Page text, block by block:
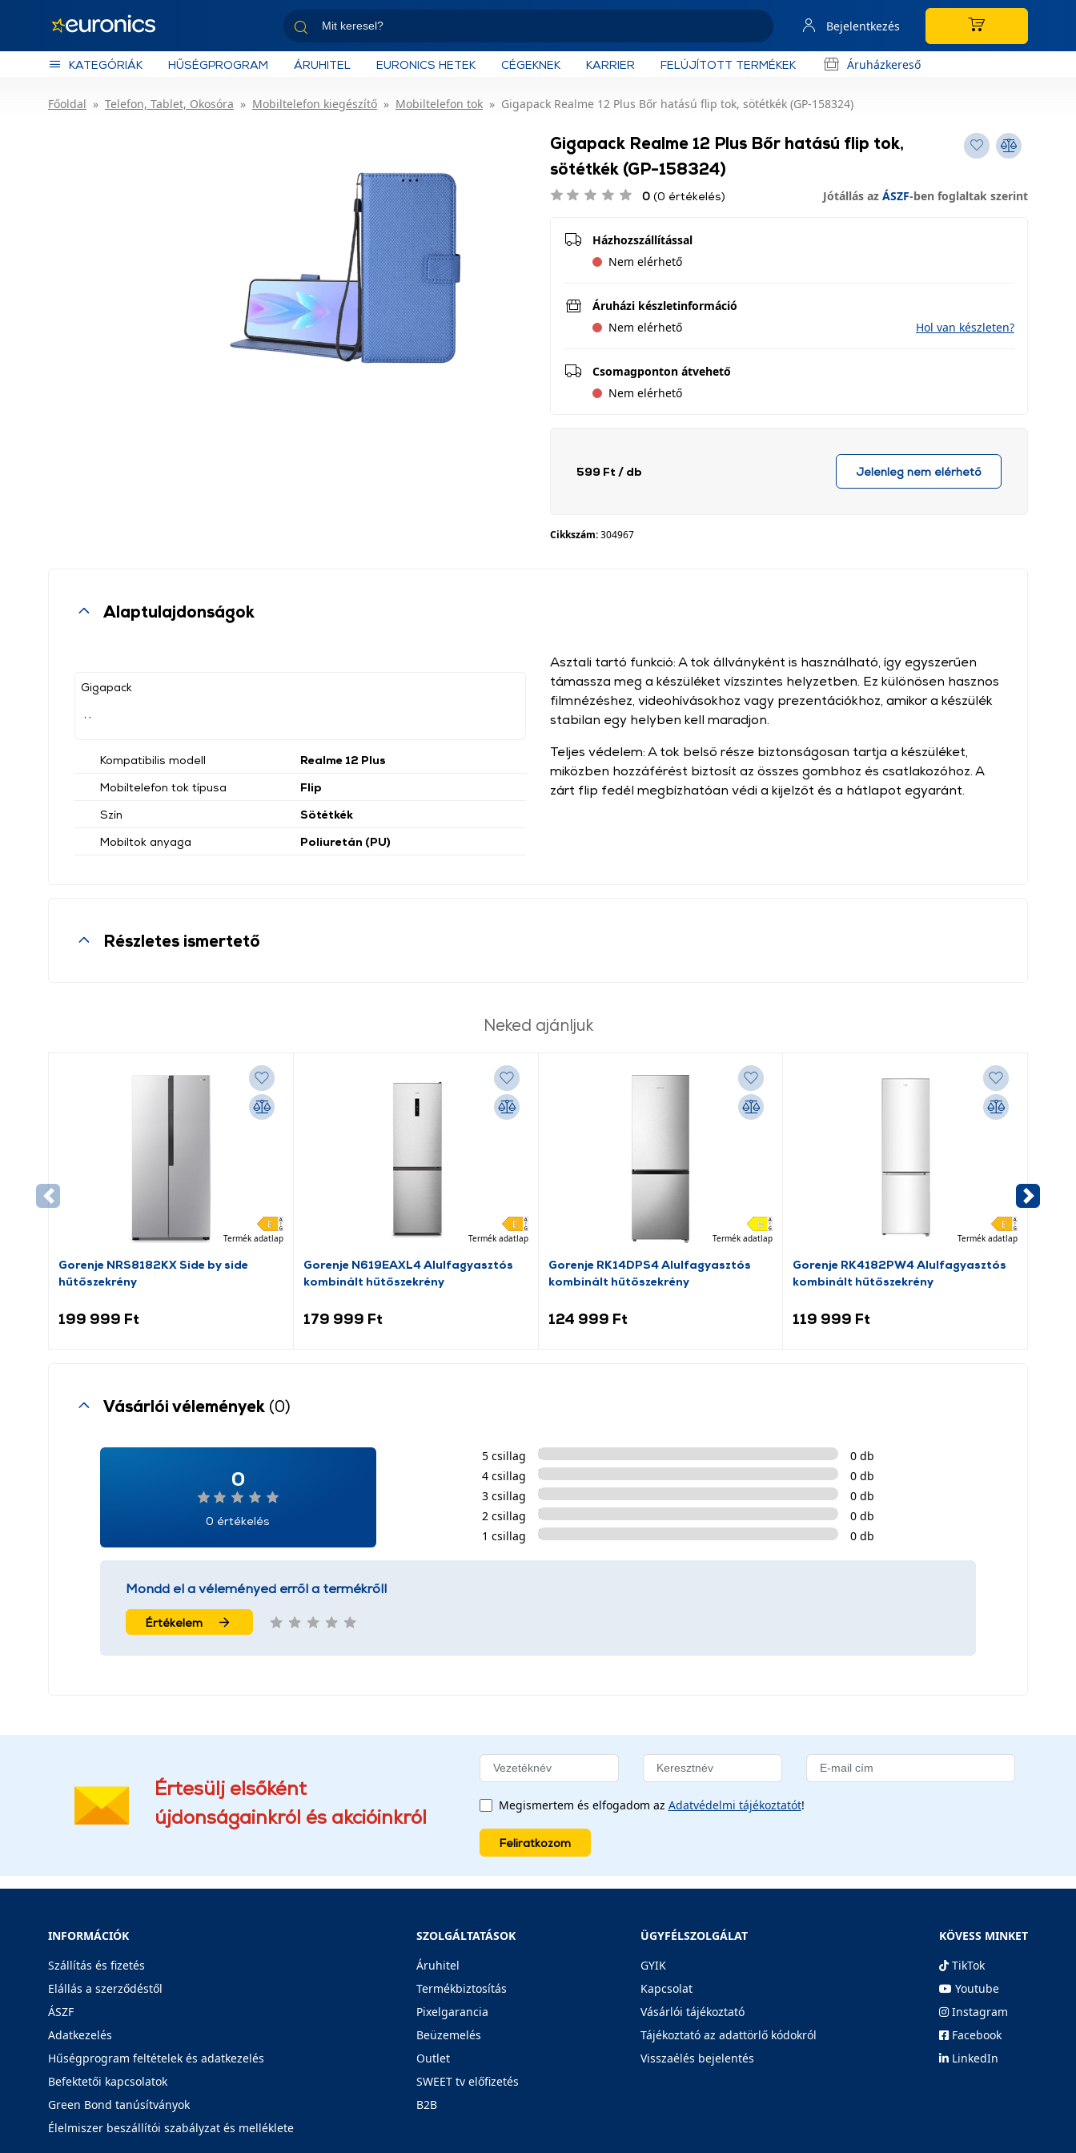
Bejelentkezés
KATEGÓRIÁK HŰSÉGPROGRAM ÁRUHITEL EURONICS HETEK CÉGEKNEK KARRIER FELÚJÍTOTT TERMÉKEK Áruházkereső
Főoldal Telefon, Tablet, Okosóra Mobiltelefon kiegészítő Mobiltelefon tok Gigapack Realme 12 Plus Bőr hatású flip tok, sötétkék (GP-158324)
Gigapack Realme 12 Plus Bőr hatású flip tok,
sötétkék (GP-158324)
0 (0 értékelés) Jótállás az ÁSZF-ben foglaltak szerint
Házhozszállítással
Nem elérhető
Áruházi készletinformáció
Nem elérhető
Hol van készleten?
Csomagponton átvehető
Nem elérhető
599 Ft / db Jelenleg nem elérhető
Cikkszám:304967
Alaptulajdonságok
Gigapack
Kompatibilis modell
Realme 12 Plus
Mobiltelefon tok típusa
Flip
Szín
Sötétkék
Mobiltok anyaga
Poliuretán (PU)
Asztali tartó funkció: A tok állványként is használható, így egyszerűen
támassza meg a készüléket vízszintes helyzetben. Ez különösen hasznos
filmnézéshez, videohívásokhoz vagy prezentációkhoz, amikor a készülék
stabilan egy helyben kell maradjon.
Teljes védelem: A tok belső része biztonságosan tartja a készüléket,
miközben hozzáférést biztosít az összes gombhoz és csatlakozóhoz. A
zárt flip fedél megbízhatóan védi a kijelzőt és a hátlapot egyaránt.
Részletes ismertető
Neked ajánljuk
Termék adatlap
Gorenje NRS8182KX Side by side
hűtőszekrény
199 999 Ft
Termék adatlap
Gorenje N619EAXL4 Alulfagyasztós
kombinált hűtőszekrény
179 999 Ft
Termék adatlap
Gorenje RK14DPS4 Alulfagyasztós
kombinált hűtőszekrény
124 999 Ft
Termék adatlap
Gorenje RK4182PW4 Alulfagyasztós
kombinált hűtőszekrény
119 999 Ft
Vásárlói vélemények (0)
0
0 értékelés
5 csillag
0 db
4 csillag
0 db
3 csillag
0 db
2 csillag
0 db
1 csillag
0 db
Mondd el a véleményed erről a termékről!
Értékelem
Értesülj elsőként
újdonságainkról és akcióinkról
Megismertem és elfogadom az Adatvédelmi tájékoztatót!
Feliratkozom
INFORMÁCIÓK
Szállítás és fizetés
Elállás a szerződéstől
ÁSZF
Adatkezelés
Hűségprogram feltételek és adatkezelés
Befektetői kapcsolatok
Green Bond tanúsítványok
Élelmiszer beszállítói szabályzat és melléklete
SZOLGÁLTATÁSOK
Áruhitel
Termékbiztosítás
Pixelgarancia
Beüzemelés
Outlet
SWEET tv előfizetés
B2B
ÜGYFÉLSZOLGÁLAT
GYIK
Kapcsolat
Vásárlói tájékoztató
Tájékoztató az adattörlő kódokról
Visszaélés bejelentés
KÖVESS MINKET
TikTok
Youtube
Instagram
Facebook
LinkedIn